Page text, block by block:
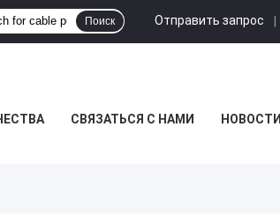
Отправить запрос |
Поиск
СВЯЗАТЬСЯ С НАМИ НОВОСТИ